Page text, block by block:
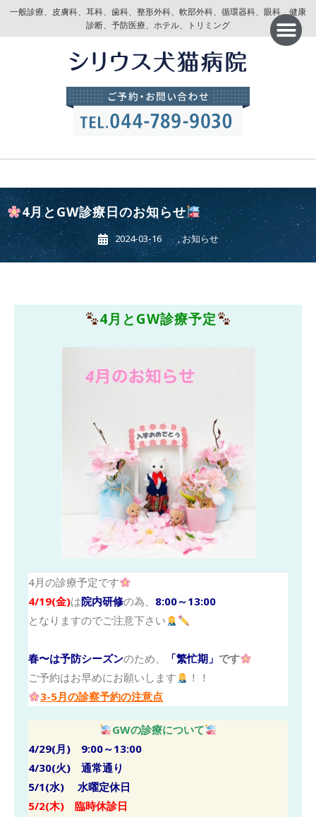
一般診療、皮膚科、耳科、歯科、整形外科、軟部外科、循環器科、眼科、健康
診断、予防医療、ホテル、トリミング
4月とGW診療日のお知らせ
2024-03-16 ,お知らせ
4月とGW診療予定
4月の診療予定です
4/19(金)は院内研修の為、 8:00～13:00
となりますのでご注意下さい
春〜は予防シーズンのため、 「繁忙期」 です
ご予約はお早めにお願いします
！！
3-5月の診察予約の注意点
GWの診療について
4/29(月) 9:00～13:00
4/30(火) 通常通り
5/1(水) 水曜定休日
5/2(木) 臨時休診日